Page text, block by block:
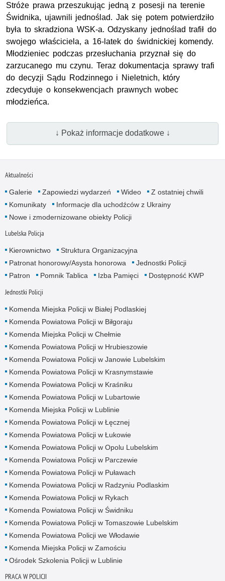
Stróże prawa przeszukując jedną z posesji na terenie
Świdnika, ujawnili jednoślad. Jak się potem potwierdziło
była to skradziona WSK-a. Odzyskany jednoślad trafił do
swojego właściciela, a 16-latek do świdnickiej komendy.
Młodzieniec podczas przesłuchania przyznał się do
zarzucanego mu czynu. Teraz dokumentacja sprawy trafi
do decyzji Sądu Rodzinnego i Nieletnich, który
zdecyduje o konsekwencjach prawnych wobec
młodzieńca.
↓ Pokaż informacje dodatkowe ↓
Aktualności
Galerie Zapowiedzi wydarzeń Wideo
Z ostatniej chwili
Komunikaty
Informacje dla uchodźców z Ukrainy
Nowe i zmodernizowane obiekty Policji
Lubelska Policja
Kierownictwo
Struktura Organizacyjna
Patronat honorowy/Asysta honorowa
Jednostki Policji
Patron
Pomnik Tablica Izba Pamięci Dostępność KWP
Jednostki Policji
Komenda Miejska Policji w Białej Podlaskiej
Komenda Powiatowa Policji w Biłgoraju
Komenda Miejska Policji w Chełmie
Komenda Powiatowa Policji w Hrubieszowie
Komenda Powiatowa Policji w Janowie Lubelskim
Komenda Powiatowa Policji w Krasnymstawie
Komenda Powiatowa Policji w Kraśniku
Komenda Powiatowa Policji w Lubartowie
Komenda Miejska Policji w Lublinie
Komenda Powiatowa Policji w Łęcznej
Komenda Powiatowa Policji w Łukowie
Komenda Powiatowa Policji w Opolu Lubelskim
Komenda Powiatowa Policji w Parczewie
Komenda Powiatowa Policji w Puławach
Komenda Powiatowa Policji w Radzyniu Podlaskim
Komenda Powiatowa Policji w Rykach
Komenda Powiatowa Policji w Świdniku
Komenda Powiatowa Policji w Tomaszowie Lubelskim
Komenda Powiatowa Policji we Włodawie
Komenda Miejska Policji w Zamościu
Ośrodek Szkolenia Policji w Lublinie
PRACA W POLICJI